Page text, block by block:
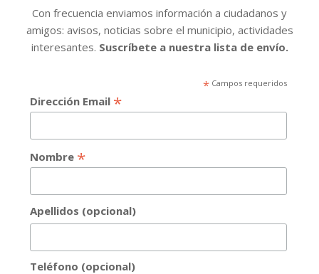
Con frecuencia enviamos información a ciudadanos y
amigos: avisos, noticias sobre el municipio, actividades
interesantes. Suscríbete a nuestra lista de envío.
*Campos requeridos
Dirección Email *
Nombre *
Apellidos (opcional)
Teléfono (opcional)